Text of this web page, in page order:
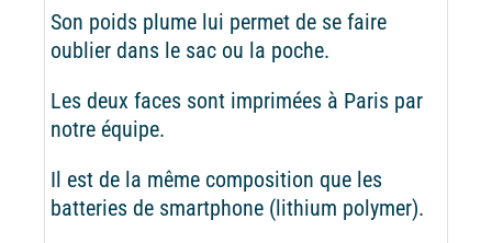
Son poids plume lui permet de se faire
oublier dans le sac ou la poche.
Les deux faces sont imprimées à Paris par
notre équipe.
Il est de la même composition que les
batteries de smartphone (lithium polymer).